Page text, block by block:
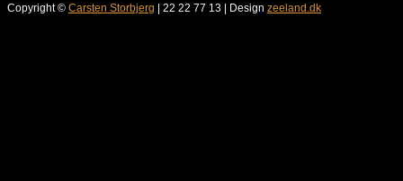
Copyright © Carsten Storbjerg | 22 22 77 13 | Design zeeland.dk